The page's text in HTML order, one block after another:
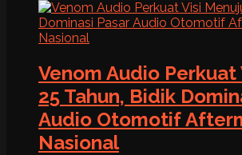
Venom Audio Perkuat
25 Tahun, Bidik
Audio Otomotif
Nasional